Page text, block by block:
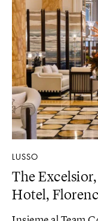
LUSSO
The
Hotel,